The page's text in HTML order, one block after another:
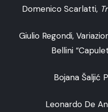
Domenico Scarlatti,
Giulio Regondi,
Bellini
Bojana Šaljić
Leonardo De